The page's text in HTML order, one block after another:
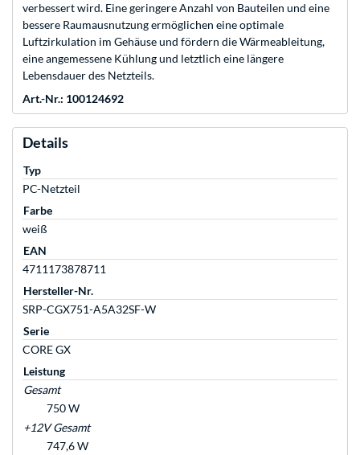
verbessert wird. Eine geringere Anzahl von Bauteilen und eine
bessere Raumausnutzung ermöglichen eine optimale
Luftzirkulation im Gehäuse und fördern die Wärmeableitung,
eine angemessene Kühlung und letztlich eine längere
Lebensdauer des Netzteils.
Art.-Nr.: 100124692
Details
Typ
PC-Netzteil
Farbe
weiß
EAN
4711173878711
Hersteller-Nr.
SRP-CGX751-A5A32SF-W
Serie
CORE GX
Leistung
Gesamt
750 W
+12V Gesamt
747,6 W